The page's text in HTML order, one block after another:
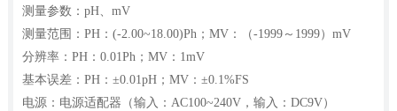
测量参数：pH、mV
测量范围：PH：(-2.00~18.00)Ph；MV：（-1999～1999）mV
分辨率：PH：0.01Ph；MV：1mV
基本误差：PH：±0.01pH；MV：±0.1%FS
电源：电源适配器（输入：AC100~240V，输入：DC9V）